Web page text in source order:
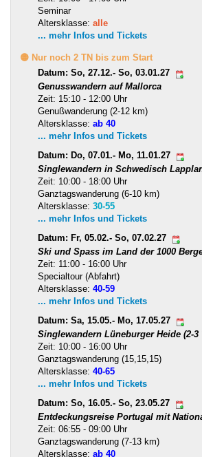
Seminar
Altersklasse: alle
... mehr Infos und Tickets
🟡 Nur noch 2 TN bis zum Start
Datum: So, 27.12.- So, 03.01.27
Genusswandern auf Mallorca
Zeit: 15:10 - 12:00 Uhr
Genußwanderung (2-12 km)
Altersklasse: ab 40
... mehr Infos und Tickets
Datum: Do, 07.01.- Mo, 11.01.27
Singlewandern in Schwedisch
Zeit: 10:00 - 18:00 Uhr
Ganztagswanderung (6-10 km)
Altersklasse: 30-55
... mehr Infos und Tickets
Datum: Fr, 05.02.- So, 07.02.27
Ski und Spass im Land der 1000
Zeit: 11:00 - 16:00 Uhr
Specialtour (Abfahrt)
Altersklasse: 40-59
... mehr Infos und Tickets
Datum: Sa, 15.05.- Mo, 17.05.27
Singlewandern Lüneburger Heide (2-3
Zeit: 10:00 - 16:00 Uhr
Ganztagswanderung (15,15,15)
Altersklasse: 40-65
... mehr Infos und Tickets
Datum: So, 16.05.- So, 23.05.27
Entdeckungsreise Portugal mit
Zeit: 06:55 - 09:00 Uhr
Ganztagswanderung (7-13 km)
Altersklasse: ab 40